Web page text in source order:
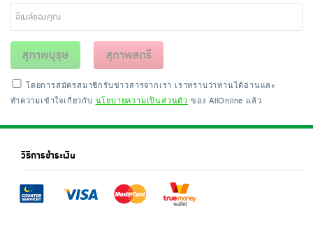
สุภาพบุรุษ สุภาพสตรี
โดยการสมัครสมาชิกรับข่าวสารจากเรา เราทราบว่าท่านได้อ่านและ
ทำความเข้าใจเกี่ยวกับ นโยบายความเป็นส่วนตัว ของ AllOnline แล้ว
วิธีการชำระเงิน